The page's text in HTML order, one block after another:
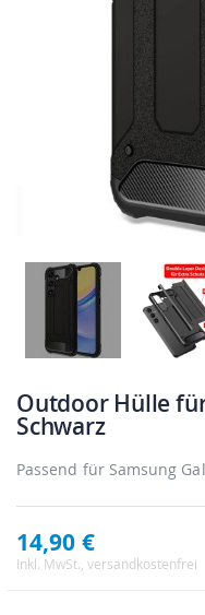
Outdoor Hülle
Schwarz
Passend für Samsung
14,90 €
Inkl. MwSt. , versandkostenfrei